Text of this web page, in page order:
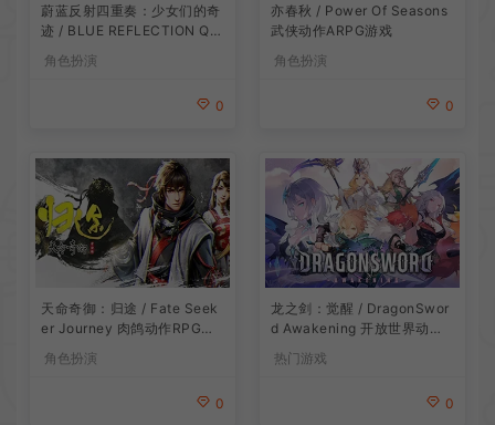
蔚蓝反射四重奏：少女们的奇
迹 / BLUE REFLECTION Qu
角色扮演
0
亦春秋 / Power Of Seasons
武侠动作ARPG游戏
角色扮演
0
天命奇御：归途 / Fate Seek
er Journey 肉鸽动作RPG游
角色扮演
0
龙之剑：觉醒 / DragonSwor
d Awakening 开放世界动作R
热门游戏
0